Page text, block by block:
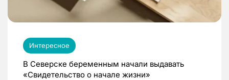
Интересное
В Северске беременным начали выдавать
«Свидетельство о начале жизни»